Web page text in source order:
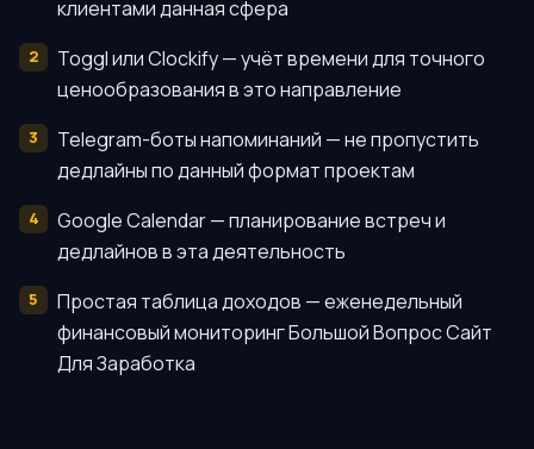
клиентами данная сфера
Toggl или Clockify — учёт времени для точного
ценообразования в это направление
Telegram-боты напоминаний — не пропустить
дедлайны по данный формат проектам
Google Calendar — планирование встреч и
дедлайнов в эта деятельность
Простая таблица доходов — еженедельный
финансовый мониторинг Большой Вопрос Сайт
Для Заработка